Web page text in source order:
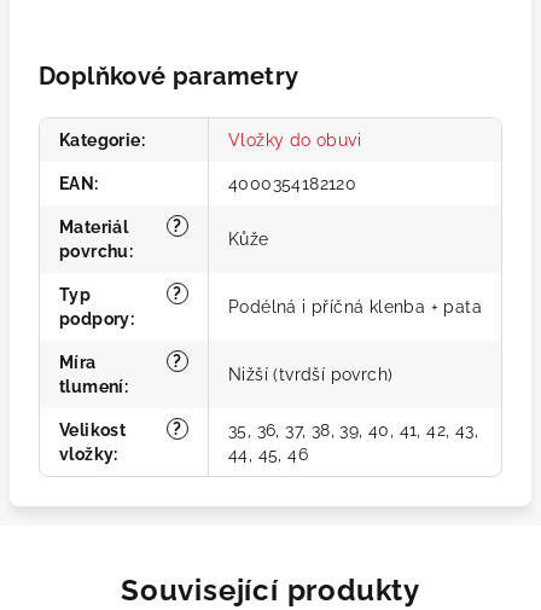
Doplňkové parametry
Kategorie: Vložky do obuvi
EAN : 4000354182120
?
Materiál
povrchu:
Kůže
?
Typ
podpory:
Podélná i příčná klenba + pata
?
Míra
tlumení:
Nižší (tvrdší povrch)
?
Velikost
vložky:
35, 36, 37, 38, 39, 40, 41, 42, 43,
44, 45, 46
Související produkty